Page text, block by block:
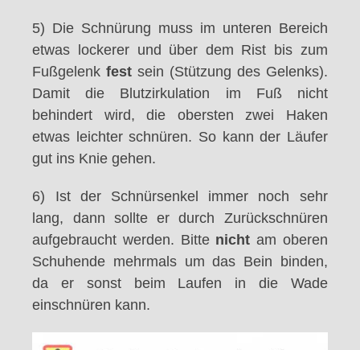
5) Die Schnürung muss im unteren Bereich
etwas lockerer und über dem Rist bis zum
Fußgelenkfest sein (Stützung des Gelenks).
Damit die Blutzirkulation im Fuß nicht
behindert wird, die obersten zwei Haken
etwas leichter schnüren. So kann der Läufer
gut ins Knie gehen.
6) Ist der Schnürsenkel immer noch sehr
lang, dann sollte er durch Zurückschnüren
aufgebraucht werden. Bitte nicht am oberen
Schuhende mehrmals um das Bein binden,
da er sonst beim Laufen in die Wade
einschnüren kann.